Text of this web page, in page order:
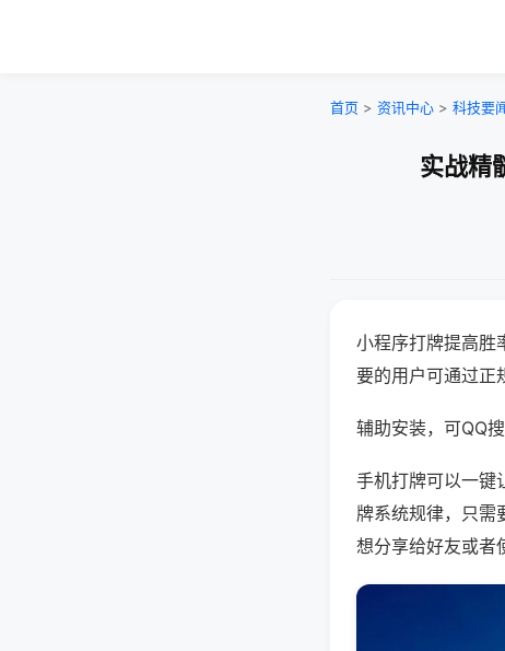
首页 > 资讯中心 > 科技要
实战精
小程序打牌提高胜
要的用户可通过正
辅助安装，可QQ
手机打牌可以一键
牌系统规律，只需
想分享给好友或者